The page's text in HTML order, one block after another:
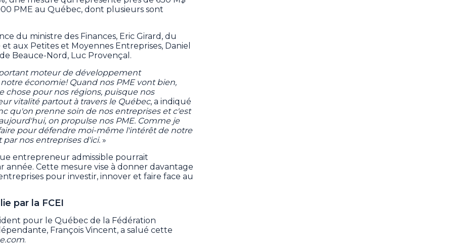
PME au Québec, dont plusieurs sont
du ministre des Finances, Eric Girard, du
aux Petites et Moyennes Entreprises, Daniel
Beauce-Nord, Luc Provençal.
moteur de développement
économie! Quand nos PME vont bien,
chose pour nos régions, puisque nos
vitalité partout à travers le Québec, a indiqué
qu'on prenne soin de nos entreprises et c'est
on propulse nos PME. Comme je
pour défendre moi-même l'intérêt de notre
nos entreprises d'ici. »
entrepreneur admissible pourrait
année. Cette mesure vise à donner davantage
pour investir, innover et faire face au
par la FCEI
pour le Québec de la Fédération
François Vincent, a salué cette
.